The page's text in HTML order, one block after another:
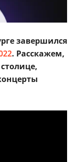
завершился
. Расскажем,